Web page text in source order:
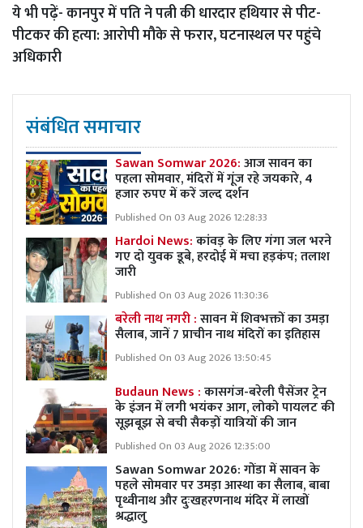
ये भी पढ़ें-कानपुर में पति ने पत्नी की धारदार हथियार से पीट-
पीटकर की हत्या: आरोपी मौके से फरार, घटनास्थल पर पहुंचे
अधिकारी
संबंधित समाचार
Sawan Somwar 2026:आज सावन का
पहला सोमवार, मंदिरों में गूंज रहे जयकारे, 4
हजार रुपए में करें जल्द दर्शन
Published On 03 Aug 2026 12:28:33
Hardoi News:कांवड़ के लिए गंगा जल भरने
गए दो युवक डूबे, हरदोई में मचा हड़कंप; तलाश
जारी
Published On 03 Aug 2026 11:30:36
बरेली नाथ नगरी :सावन में शिवभक्तों का उमड़ा
सैलाब, जानें 7 प्राचीन नाथ मंदिरों का इतिहास
Published On 03 Aug 2026 13:50:45
Budaun News :कासगंज-बरेली पैसेंजर ट्रेन
के इंजन में लगी भयंकर आग, लोको पायलट की
सूझबूझ से बची सैकड़ों यात्रियों की जान
Published On 03 Aug 2026 12:35:00
Sawan Somwar 2026: गोंडा में सावन के
पहले सोमवार पर उमड़ा आस्था का सैलाब, बाबा
पृथ्वीनाथ और दुःखहरणनाथ मंदिर में लाखों
श्रद्धालु